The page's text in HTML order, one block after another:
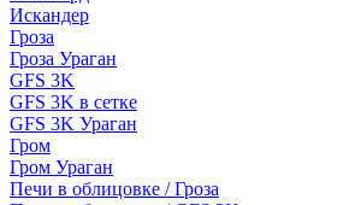
Искандер
Гроза
Гроза Ураган
GFS 3K
GFS 3K в сетке
GFS 3K Ураган
Гром
Гром Ураган
Печи в облицовке / Гроза